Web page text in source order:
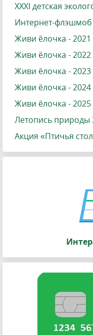
XXXI детская
Интернет-
Живи ёлочка - 2021
Живи ёлочка - 2022
Живи ёлочка - 2023
Живи ёлочка - 2024
Живи ёлочка - 2025
Летопись природы
Акция «Птичья